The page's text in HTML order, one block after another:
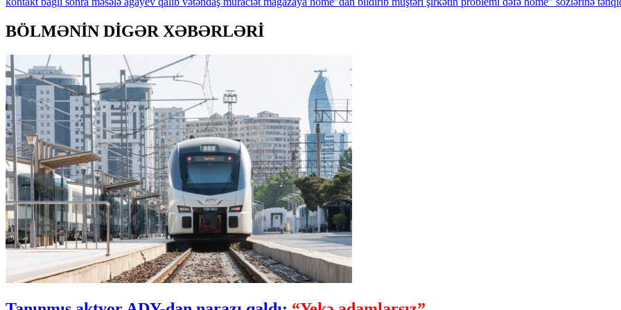
BÖLMƏNİN DİGƏR XƏBƏRLƏRİ